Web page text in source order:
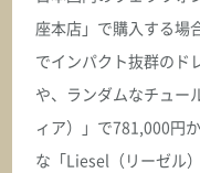
座本店」で購入する場
でインパクト抜群のド
や、ランダムなチュー
ィア）」で781,000円
な「Liesel（リーゼル